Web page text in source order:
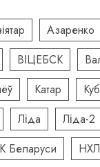
Азаренко
ВІЦЕБСК
Катар
Ліда Ліда-2
Беларуси НХЛ